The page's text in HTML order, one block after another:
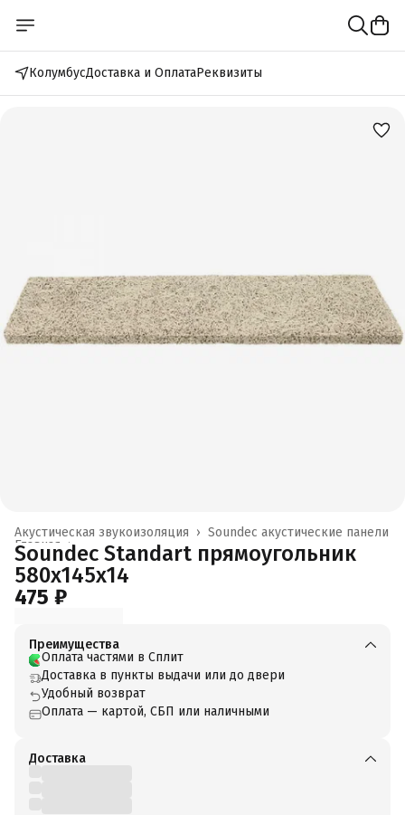
КолумбусДоставка и ОплатаРеквизиты
Soundec акустические панели
Акустическая звукоизоляция ›
Главная ›
Soundec Standart прямоугольник
580x145x14
475 ₽
Преимущества
Оплата частями в Сплит
Доставка в пункты выдачи или до двери
Удобный возврат
Оплата — картой, СБП или наличными
Доставка